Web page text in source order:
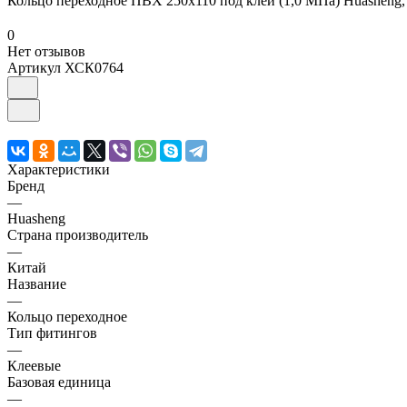
0
Нет отзывов
Артикул ХСК0764
Характеристики
Бренд
—
Huasheng
Страна производитель
—
Китай
Название
—
Кольцо переходное
Тип фитингов
—
Клеевые
Базовая единица
—